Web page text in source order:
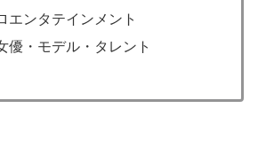
エンタテインメント
優・モデル・タレント